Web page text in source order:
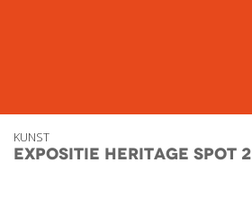
KUNST
Expositie Heritage Spot 2